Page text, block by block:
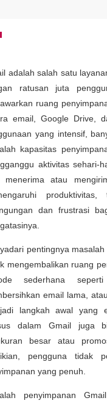
adalah salah satu
ratusan juta
ruang
email, Google Drive,
yang intensif,
kapasitas
aktivitas sehari-
menerima atau
dan frustrasi
pentingnya
mengembalikan ruang
sederhana
email lama,
langkah awal yang
dalam Gmail juga
besar atau
pengguna tidak
yang penuh.
penyimpanan